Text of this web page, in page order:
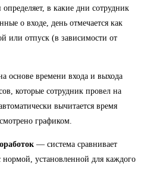
в какие дни сотрудник
о входе, день отмечается как
или отпуск (в зависимости от
основе времени входа и выхода
которые сотрудник провел на
вычитается время
графиком.
— система сравнивает
нормой, установленной для каждого